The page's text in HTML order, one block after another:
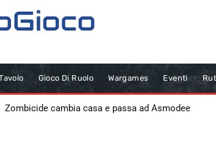
Gioco Di Ruolo Wargames Eventi
Zombicide cambia casa e passa ad Asmodee